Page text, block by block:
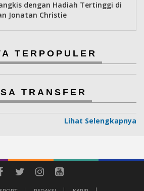
dengan Hadiah Tertinggi di
Jonatan Christie
TERPOPULER
TRANSFER
Lihat Selengkapnya